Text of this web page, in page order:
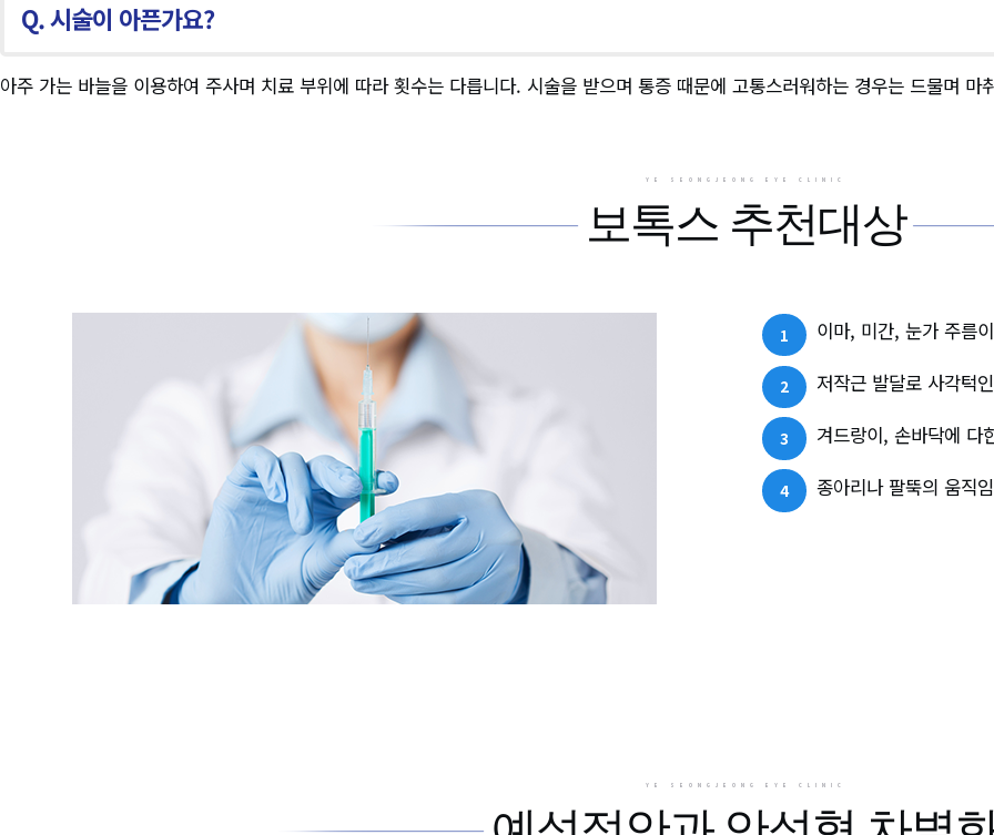
Q. 시술이 아픈가요?
아주 가는 바늘을 이용하여 주사며 치료 부위에 따라 횟수는 다릅니다. 시술을 받으며 통증 때문에 고통스러워하는 경우는 드물며
YE SEONGJEONG EYE CLINIC
보톡스 추천대상
이마, 미간, 눈가 주름
저작근 발달로 사각턱
겨드랑이, 손바닥에 다
종아리나 팔뚝의 움직
YE SEONGJEONG EYE CLINIC